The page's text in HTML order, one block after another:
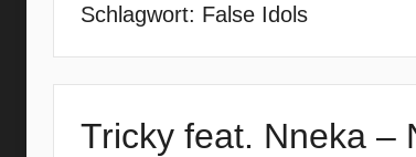
Schlagwort: False Idols
Tricky feat. Nneka –